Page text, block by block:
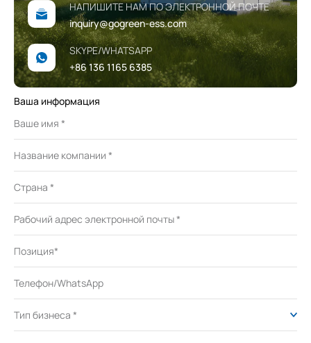
НАПИШИТЕ НАМ ПО ЭЛЕКТРОННОЙ ПОЧТЕ
inquiry@gogreen-ess.com
SKYPE/WHATSAPP
+86 136 1165 6385
Ваша информация